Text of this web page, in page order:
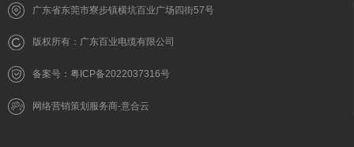
广东省东莞市寮步镇横坑百业广场四街57号
版权所有：广东百业电缆有限公司
备案号：粤ICP备2022037316号
网络营销策划服务商-意合云